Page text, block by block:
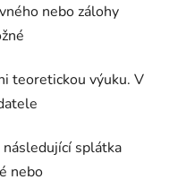
nebo zálohy
teoretickou výuku. V
splátka
nebo